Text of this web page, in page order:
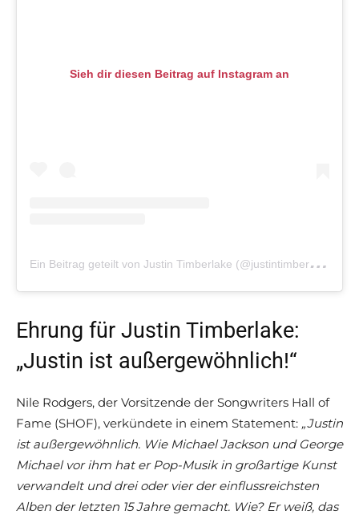
Sieh dir diesen Beitrag auf Instagram an
E
in Beitrag geteilt von Justin Timberlake (@justintimberlake)
Ehrung für Justin Timberlake:
„Justin ist außergewöhnlich!“
Nile Rodgers, der Vorsitzende der Songwriters Hall of
Fame (SHOF), verkündete in einem Statement: „Justin
ist außergewöhnlich. Wie Michael Jackson und George
Michael vor ihm hat er Pop-Musik in großartige Kunst
verwandelt und drei oder vier der einflussreichsten
Alben der letzten 15 Jahre gemacht. Wie? Er weiß, das